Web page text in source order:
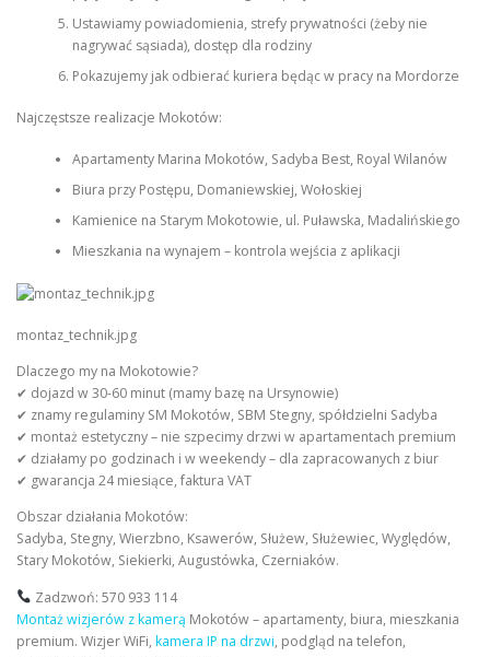
Ustawiamy powiadomienia, strefy prywatności (żeby nie
nagrywać sąsiada), dostęp dla rodziny
Pokazujemy jak odbierać kuriera będąc w pracy na Mordorze
Najczęstsze realizacje Mokotów:
Apartamenty Marina Mokotów, Sadyba Best, Royal Wilanów
Biura przy Postępu, Domaniewskiej, Wołoskiej
Kamienice na Starym Mokotowie, ul. Puławska, Madalińskiego
Mieszkania na wynajem – kontrola wejścia z aplikacji
montaz_technik.jpg
Dlaczego my na Mokotowie?
✔ dojazd w 30-60 minut (mamy bazę na Ursynowie)
✔ znamy regulaminy SM Mokotów, SBM Stegny, spółdzielni Sadyba
✔ montaż estetyczny – nie szpecimy drzwi w apartamentach premium
✔ działamy po godzinach i w weekendy – dla zapracowanych z biur
✔ gwarancja 24 miesiące, faktura VAT
Obszar działania Mokotów:
Sadyba, Stegny, Wierzbno, Ksawerów, Służew, Służewiec, Wyględów,
Stary Mokotów, Siekierki, Augustówka, Czerniaków.
Zadzwoń: 570 933 114
Montaż wizjerów z kamerą Mokotów – apartamenty, biura, mieszkania
premium. Wizjer WiFi, kamera IP na drzwi, podgląd na telefon,